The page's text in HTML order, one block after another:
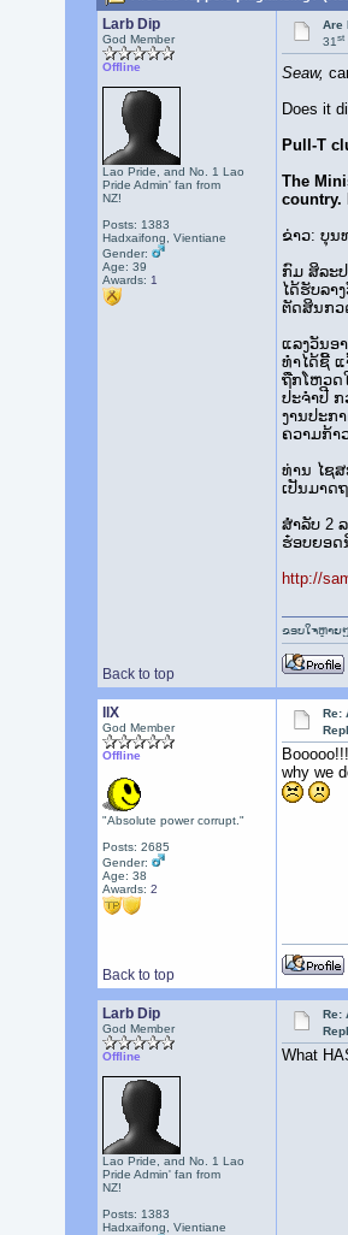
Larb Dip
God Member
Offline
Lao Pride, and No. 1 Lao
Pride Admin' fan from
NZ!
Posts: 1383
Hadxaifong, Vientiane
Gender:
Age: 39
Awards: 1
Are
31st
Seaw,
Does it
Pull-T
The
country.
ຂ່າວ: ບຸນ​
ກົມ ​ສິ­ລະ​
ໄດ້​ຮັບ​ລາ­
ຕັດ­ສິນ​ກວ
ແລງ​ວັນ​ອ
ທຳ​ໄດ້​ຊີ້ ແ
ຖືກ​ໂຫວດ​
ປະ­ຈຳ​ປີ
ງານ​ປະ­ກ
ຄວາມ​ກ້າ
ທ່ານ ໄຊ​
ເປັນ​ມາດ­
ສຳ­ລັບ 2
ຮ໋ອບ​ຍອດ​
http://
Back to top
ຂອບໃຈຫຼາຍ
llX
God Member
Offline
"Absolute power corrupt."
Posts: 2685
Gender:
Age: 38
Awards: 2
Re:
why we
Back to top
Larb Dip
God Member
Offline
Lao Pride, and No. 1 Lao
Pride Admin' fan from
NZ!
Posts: 1383
Hadxaifong, Vientiane
Re:
What